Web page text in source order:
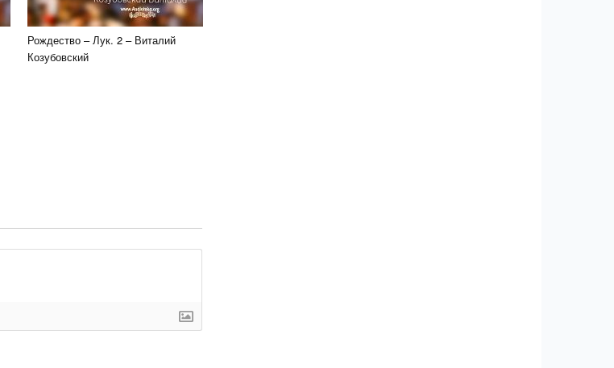
Рождество – Лук. 2 – Виталий
Козубовский